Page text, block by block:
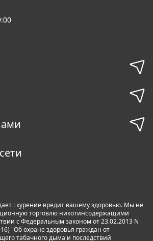
с нами
: курение вредит вашему здоровью. Мы не
торговлю никотинсодержащими
с Федеральным законом от 23.02.2013 N
"Об охране здоровья граждан от
табачного дыма и последствий